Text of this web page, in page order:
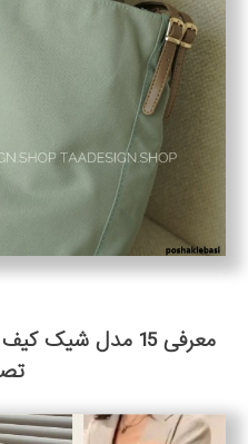
معرفی 15 مدل